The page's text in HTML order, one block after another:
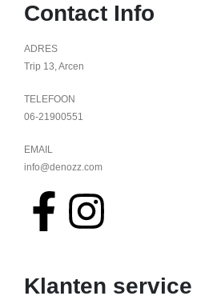
Contact Info
ADRES
Trip 13, Arcen
TELEFOON
06-21900551
EMAIL
info@denozz.com
Klanten service